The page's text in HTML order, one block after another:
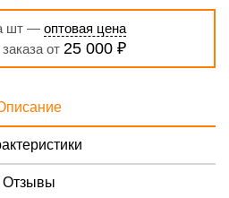
шт — оптовая цена
от 25 000 ₽
Отзывы